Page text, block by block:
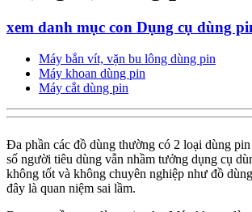
xem danh mục con Dụng cụ dùng
Máy bắn vít, vặn bu lông dùng pin
Máy khoan dùng pin
Máy cắt dùng pin
Đa phần các đồ dùng thường có 2 loại dùng
số người tiêu dùng vẫn nhầm tưởng dụng cụ
không tốt và không chuyên nghiệp như đồ
đây là quan niệm sai lầm.